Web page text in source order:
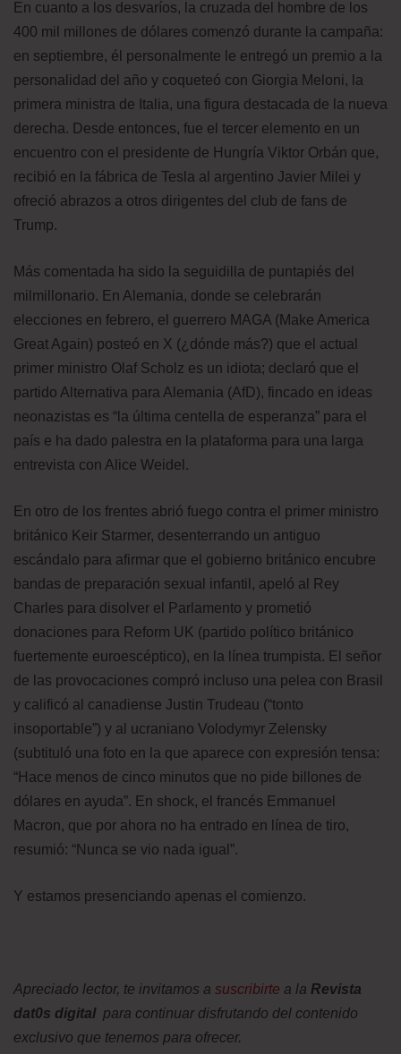
En cuanto a los desvaríos, la cruzada del hombre de los
400 mil millones de dólares comenzó durante la campaña:
en septiembre, él personalmente le entregó un premio a la
personalidad del año y coqueteó con Giorgia Meloni, la
primera ministra de Italia, una figura destacada de la nueva
derecha. Desde entonces, fue el tercer elemento en un
encuentro con el presidente de Hungría Viktor Orbán que,
recibió en la fábrica de Tesla al argentino Javier Milei y
ofreció abrazos a otros dirigentes del club de fans de
Trump.
Más comentada ha sido la seguidilla de puntapiés del
milmillonario. En Alemania, donde se celebrarán
elecciones en febrero, el guerrero MAGA (Make America
Great Again) posteó en X (¿dónde más?) que el actual
primer ministro Olaf Scholz es un idiota; declaró que el
partido Alternativa para Alemania (AfD), fincado en ideas
neonazistas es “la última centella de esperanza” para el
país e ha dado palestra en la plataforma para una larga
entrevista con Alice Weidel.
En otro de los frentes abrió fuego contra el primer ministro
británico Keir Starmer, desenterrando un antiguo
escándalo para afirmar que el gobierno británico encubre
bandas de preparación sexual infantil, apeló al Rey
Charles para disolver el Parlamento y prometió
donaciones para Reform UK (partido político británico
fuertemente euroescéptico), en la línea trumpista. El señor
de las provocaciones compró incluso una pelea con Brasil
y calificó al canadiense Justin Trudeau (“tonto
insoportable”) y al ucraniano Volodymyr Zelensky
(subtituló una foto en la que aparece con expresión tensa:
“Hace menos de cinco minutos que no pide billones de
dólares en ayuda”. En shock, el francés Emmanuel
Macron, que por ahora no ha entrado en línea de tiro,
resumió: “Nunca se vio nada igual”.
Y estamos presenciando apenas el comienzo.
Apreciado lector, te invitamos a suscribirte a la Revista
dat0s digitalpara continuar disfrutando del contenido
exclusivo que tenemos para ofrecer.